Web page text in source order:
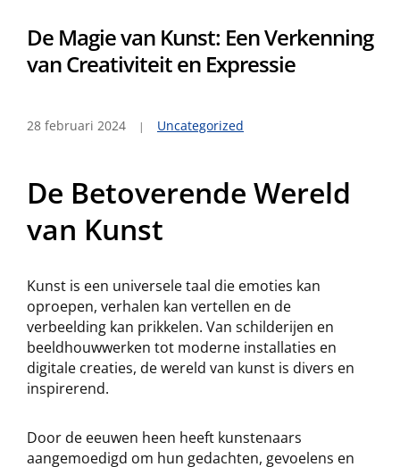
De Magie van Kunst: Een Verkenning
van Creativiteit en Expressie
28 februari 2024 Uncategorized
De Betoverende Wereld
van Kunst
Kunst is een universele taal die emoties kan
oproepen, verhalen kan vertellen en de
verbeelding kan prikkelen. Van schilderijen en
beeldhouwwerken tot moderne installaties en
digitale creaties, de wereld van kunst is divers en
inspirerend.
Door de eeuwen heen heeft kunstenaars
aangemoedigd om hun gedachten, gevoelens en